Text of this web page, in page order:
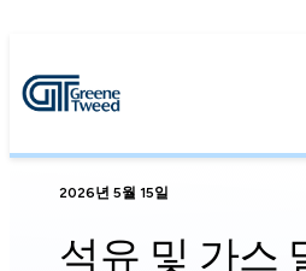
2026년 5월 15일
석유 및 가스